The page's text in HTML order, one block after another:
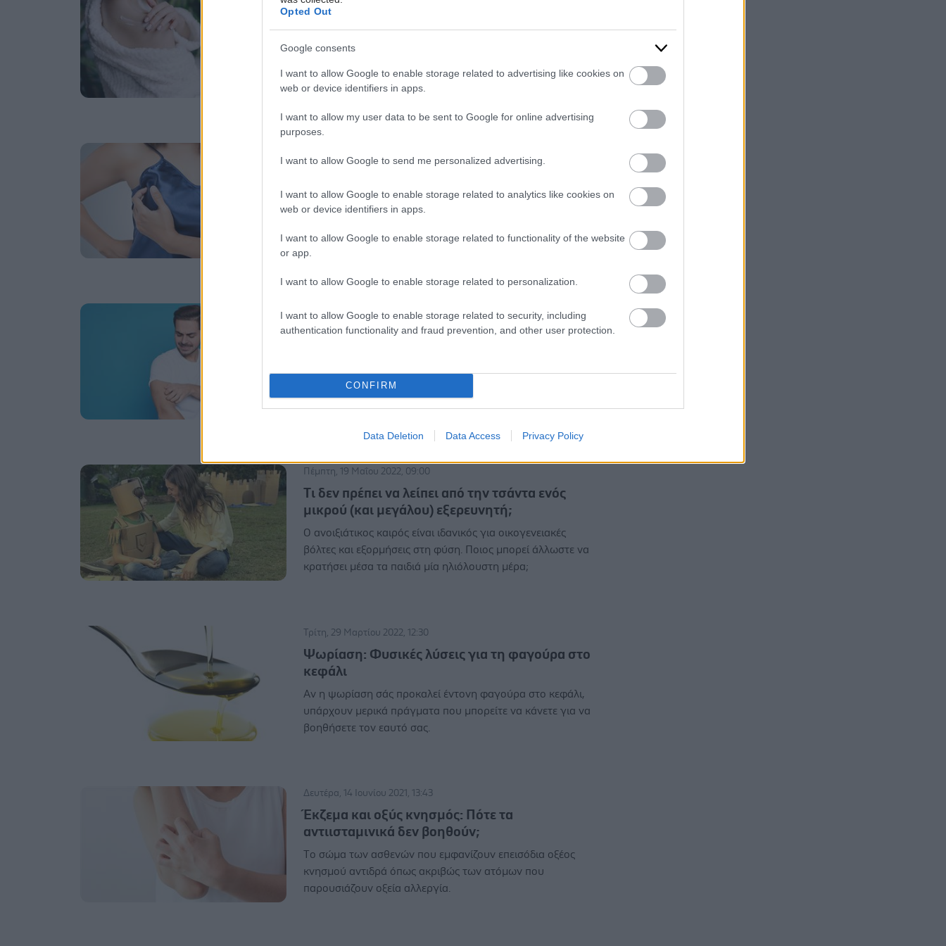
Opted Out
Google consents
I want to allow Google to enable storage related to advertising like cookies on
web or device identifiers in apps.
I want to allow my user data to be sent to Google for online advertising
purposes.
I want to allow Google to send me personalized advertising.
I want to allow Google to enable storage related to analytics like cookies on
web or device identifiers in apps.
I want to allow Google to enable storage related to functionality of the website
or app.
I want to allow Google to enable storage related to personalization.
I want to allow Google to enable storage related to security, including
authentication functionality and fraud prevention, and other user protection.
CONFIRM
Data Deletion Data Access Privacy Policy
Ξηρό και αφυδατωμένο δέρμα
Eίναι τραχύ με έντονη απολέπιση και κνησμό. Ποια είναι τα
αίτια της ξηρότητας.
Παρόλο που πολλές από αυτές δεν εμπνέουν καμία
ανησυχία και θεραπεύονται εύκολα, υπάρχουν αρκετοί
προσοχή.
Δευτέρα, 23 Μαΐου 2022, 14:57
Κνησμός: Τι πρέπει να γνωρίζετε
Πέμπτη, 19 Μαΐου 2022, 09:00
Tι δεν πρέπει να λείπει από την τσάντα ενός
μικρού (και μεγάλου) εξερευνητή;
Ο ανοιξιάτικος καιρός είναι ιδανικός για οικογενειακές
βόλτες και εξορμήσεις στη φύση. Ποιος μπορεί άλλωστε να
κρατήσει μέσα τα παιδιά μία ηλιόλουστη μέρα;
Τρίτη, 29 Μαρτίου 2022, 12:30
Ψωρίαση: Φυσικές λύσεις για τη φαγούρα στο
κεφάλι
Αν η ψωρίαση σάς προκαλεί έντονη φαγούρα στο κεφάλι,
υπάρχουν μερικά πράγματα που μπορείτε να κάνετε για να
βοηθήσετε τον εαυτό σας.
Δευτέρα, 14 Ιουνίου 2021, 13:43
Έκζεμα και οξύς κνησμός: Πότε τα
αντιισταμινικά δεν βοηθούν;
Tο σώμα των ασθενών που εμφανίζουν επεισόδια οξέος
κνησμού αντιδρά όπως ακριβώς των ατόμων που
παρουσιάζουν οξεία αλλεργία.